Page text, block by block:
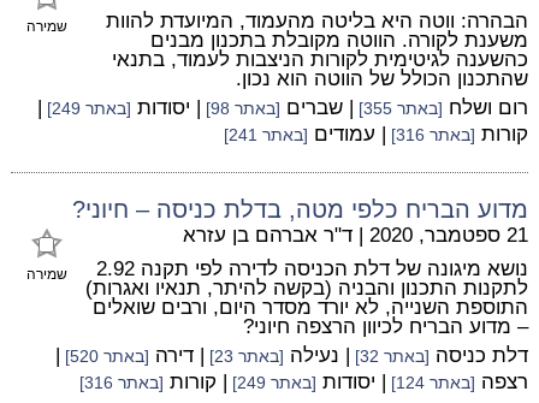
שמירה
הבהרה: ווטה היא בליטה מהעמוד, המיועדת להוות
משענת לקורה. הווטה מקובלת בתכנון מבנים
כהשענה לגיטימית לקורות הניצבות לעמוד, בתנאי
שהתכנון הכולל של הווטה הוא נכון.
רום ושלח [באתר 355] | שברים [באתר 98] | יסודות [באתר 249]
|
קורות [באתר 316] | עמודים [באתר 241]
מדוע הבריח כלפי מטה, בדלת כניסה – חיוני?
שמירה
21 ספטמבר, 2020 | ד"ר אברהם בן עזרא
נושא מיגונה של דלת הכניסה לדירה לפי תקנה 2.92
לתקנות התכנון והבניה (בקשה להיתר, תנאיו ואגרות)
התוספת השנייה, לא יורד מסדר היום, ורבים שואלים
– מדוע הבריח לכיוון הרצפה חיוני?
דלת כניסה [באתר 32] | נעילה [באתר 23] | דירה [באתר 520]
|
רצפה [באתר 124] | יסודות [באתר 249] | קורות [באתר 316]